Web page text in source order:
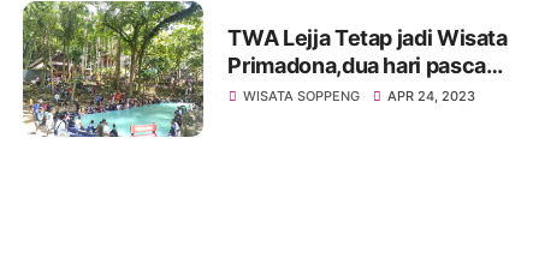
TWA Lejja Tetap jadi Wisata
Primadona,dua hari pasca
lebaran Sumbang PAD
WISATA SOPPENG APR 24, 2023